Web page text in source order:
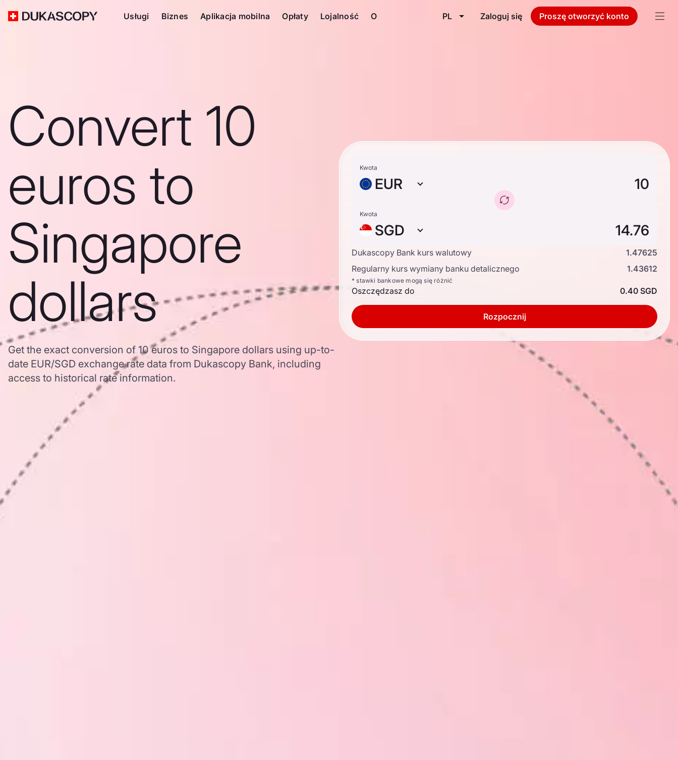
Usługi Biznes Aplikacja mobilna Opłaty Lojalność O PL Zaloguj się Proszę otworzyć konto
Convert 10
euros to
Singapore
dollars
Get the exact conversion of 10 euros to Singapore dollars using up-to-
date EUR/SGD exchange rate data from Dukascopy Bank, including
access to historical rate information.
Kwota
EUR
Kwota
SGD
Dukascopy Bank kurs walutowy
1.47625
Regularny kurs wymiany banku detalicznego
1.43612
* stawki bankowe mogą się różnić
Oszczędzasz do 0.40 SGD
Rozpocznij